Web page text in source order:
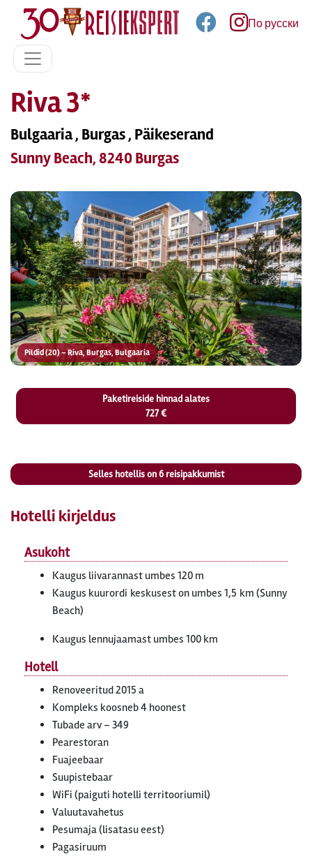
По русски
Riva 3*
Bulgaaria , Burgas , Päikeserand
Sunny Beach, 8240 Burgas
Pildid (20) – Riva, Burgas, Bulgaaria
Paketireiside hinnad alates
727 €
Selles hotellis on6reisipakkumist
Hotelli kirjeldus
Asukoht
Kaugus liivarannast umbes 120 m
Kaugus kuurordi keskusest on umbes 1,5 km (Sunny
Beach)
Kaugus lennujaamast umbes 100 km
Hotell
Renoveeritud 2015 a
Kompleks koosneb 4 hoonest
Tubade arv – 349
Pearestoran
Fuajeebaar
Suupistebaar
WiFi (paiguti hotelli territooriumil)
Valuutavahetus
Pesumaja (lisatasu eest)
Pagasiruum